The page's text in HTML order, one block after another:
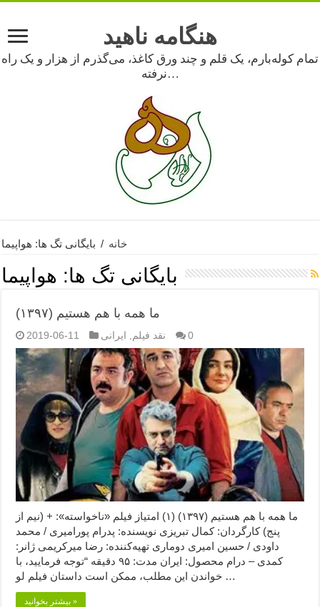
هنگامه ناهید
تمام کوله‌بارم، یک قلم و چند ورق کاغذ، می‌گذرم از هزار و یک راه
نرفته…
خانه / بایگانی تگ ها: هواپیما
بایگانی تگ ها: هواپیما
ما همه با هم هستیم (۱۳۹۷)
2019-06-11 نقد فیلم ایرانی 0
ما همه با هم هستیم (۱۳۹۷) (۱) امتیاز فیلم «ناخواسته»: + (نیم از
پنج) کارگردان: کمال تبریزی نویسنده: پدرام پورامیری / محمد
داودی / حسین امیری دوماری تهیه‌کننده: رضا میرکریمی ژانر:
کمدی – درام محصول: ایران مدت: ۹۵ دقیقه “توجه فرمایید،‌ با
خواندن این مطلب، ممکن است داستان فیلم لو …
بیشتر بخوانید »